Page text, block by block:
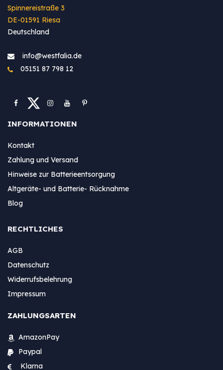
Spinnereistraße 3
DE-01591 Riesa
Deutschland
info@westfa​lia.de
05151 87 798 12
INFORMATIONEN
Kontakt
Zahlung und Versand
Hinweise zur Batterieentsorgung
Altgeräte- und Batterie- Rücknahme
Blog
RECHTLICHES
AGB
Datenschutz
Widerrufsbelehrung
Impressum
ZAHLUNGSARTEN
AmazonPay
Paypal
Klarna